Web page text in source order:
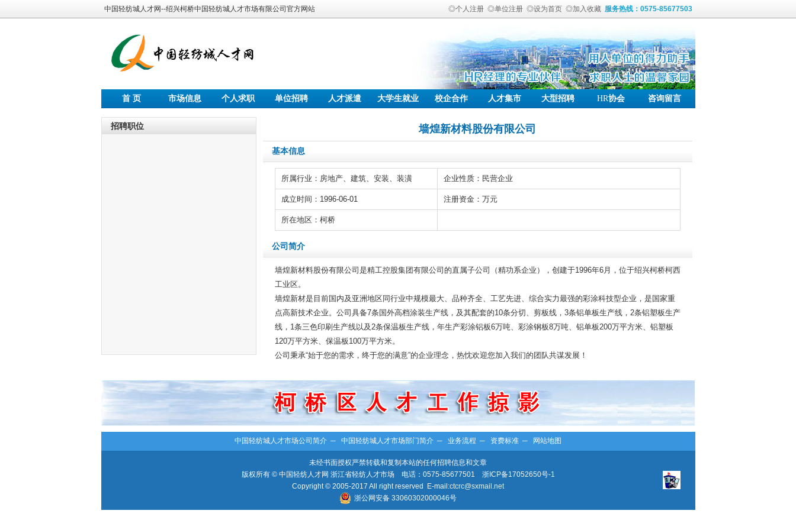
中国轻纺城人才网--绍兴柯桥中国轻纺城人才市场有限公司官方网站 ◎个人注册 ◎单位注册 ◎设为首页 ◎加入收藏 服务热线：0575-85677503
首 页 市场信息 个人求职 单位招聘 人才派遣 大学生就业 校企合作 人才集市 大型招聘 HR协会 咨询留言
招聘职位 墙煌新材料股份有限公司
基本信息
所属行业：房地产、建筑、安装、装潢 企业性质：民营企业
成立时间：1996-06-01 注册资金：万元
所在地区：柯桥
公司简介
墙煌新材料股份有限公司是精工控股集团有限公司的直属子公司（精功系企业），创建于1996年6月，位于绍兴柯桥柯西
工业区。
墙煌新材是目前国内及亚洲地区同行业中规模最大、品种齐全、工艺先进、综合实力最强的彩涂科技型企业，是国家重
点高新技术企业。公司具备7条国外高档涂装生产线，及其配套的10条分切、剪板线，3条铝单板生产线，2条铝塑板生产
线，1条三色印刷生产线以及2条保温板生产线，年生产彩涂铝板6万吨、彩涂钢板8万吨、铝单板200万平方米、铝塑板
120万平方米、保温板100万平方米。
公司秉承“始于您的需求，终于您的满意”的企业理念，热忱欢迎您加入我们的团队共谋发展！
中国轻纺城人才市场公司简介 ─ 中国轻纺城人才市场部门简介 ─ 业务流程 ─ 资费标准 ─ 网站地图
未经书面授权严禁转载和复制本站的任何招聘信息和文章
版权所有 © 中国轻纺人才网 浙江省轻纺人才市场 电话：0575-85677501 浙ICP备17052650号-1
Copyright © 2005-2017 All right reserved E-mail:ctcrc@sxmail.net
浙公网安备 33060302000046号